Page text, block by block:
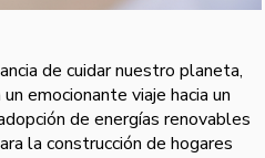
de cuidar nuestro planeta,
emocionante viaje hacia un
de energías renovables
la construcción de hogares